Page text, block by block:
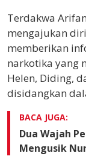
Terdakwa
mengajukan
memberikan
narkotika yang
Helen, Diding,
disidangkan
BACA JUGA:
Dua Wajah
Mengusik